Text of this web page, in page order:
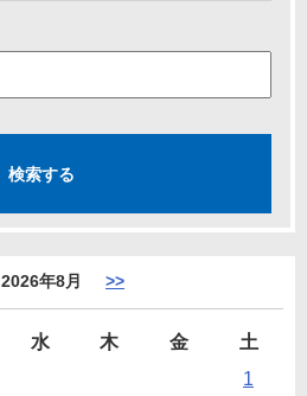
2026年8月 >>
水 木 金
土
1